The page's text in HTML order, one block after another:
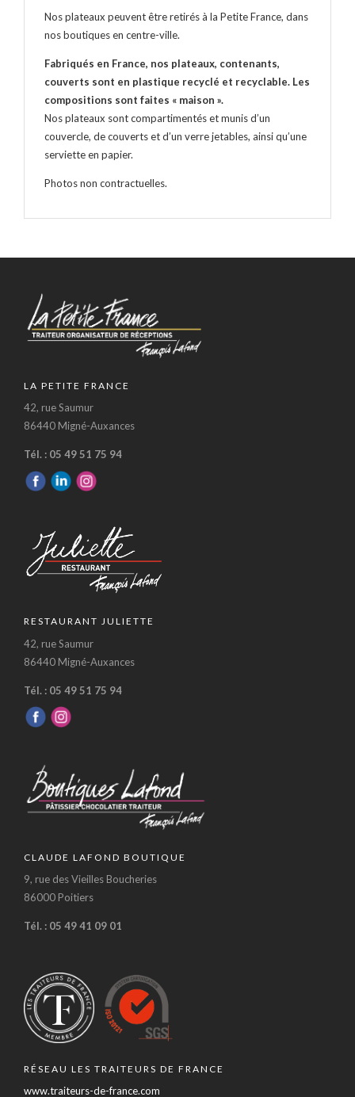
Nos plateaux peuvent être retirés à la Petite France, dans
nos boutiques en centre-ville.
Fabriqués en France, nos plateaux, contenants,
couverts sont en plastique recyclé et recyclable. Les
compositions sont faites « maison ».
Nos plateaux sont compartimentés et munis d’un
couvercle, de couverts et d’un verre jetables, ainsi qu’une
serviette en papier.
Photos non contractuelles.
LA PETITE FRANCE
42, rue Saumur
86440 Migné-Auxances
Tél. : 05 49 51 75 94
RESTAURANT JULIETTE
42, rue Saumur
86440 Migné-Auxances
Tél. : 05 49 51 75 94
CLAUDE LAFOND BOUTIQUE
9, rue des Vieilles Boucheries
86000 Poitiers
Tél. : 05 49 41 09 01
RÉSEAU LES TRAITEURS DE FRANCE
www.traiteurs-de-france.com